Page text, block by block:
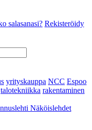
salasanasi? Rekisteröidy
yrityskauppa NCC Espoo
talotekniikka rakentaminen
Näköislehdet